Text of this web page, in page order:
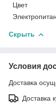
Цвет
Скрыть
Условия
Доставка
Доставка